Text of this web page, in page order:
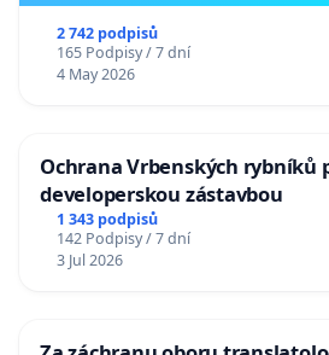
2 742 podpisů
165 Podpisy / 7 dní
4 May 2026
Ochrana Vrbenských rybníků
developerskou zástavbou
1 343 podpisů
142 Podpisy / 7 dní
3 Jul 2026